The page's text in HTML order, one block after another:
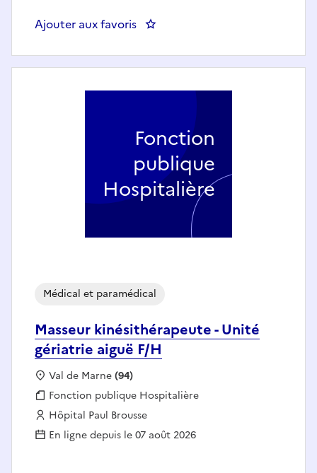
Ajouter aux favoris
Masseur kinésithérapeute - Unité
gériatrie aiguë F/H
Médical et paramédical
Localisation :
Val de Marne(94)
Fonction publique :
Fonction publique Hospitalière
Employeur :
Hôpital Paul Brousse
En ligne depuis le 07 août 2026
Fonction
publique
Hospitalière